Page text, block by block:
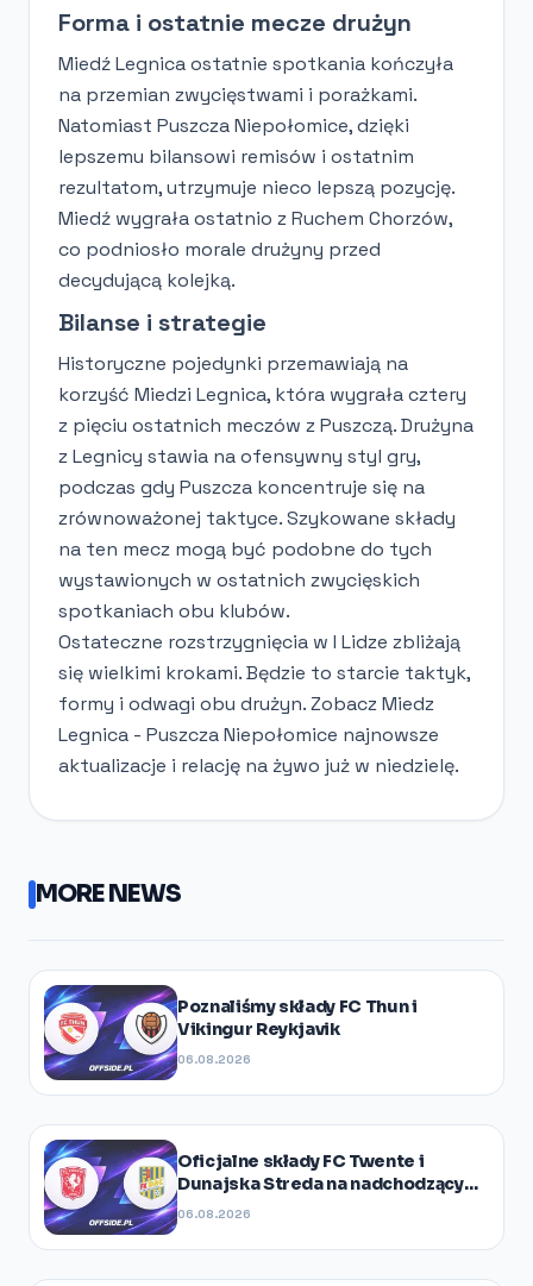
Forma i ostatnie mecze drużyn
Miedź Legnica ostatnie spotkania kończyła
na przemian zwycięstwami i porażkami.
Natomiast Puszcza Niepołomice, dzięki
lepszemu bilansowi remisów i ostatnim
rezultatom, utrzymuje nieco lepszą pozycję.
Miedź wygrała ostatnio z Ruchem Chorzów,
co podniosło morale drużyny przed
decydującą kolejką.
Bilanse i strategie
Historyczne pojedynki przemawiają na
korzyść Miedzi Legnica, która wygrała cztery
z pięciu ostatnich meczów z Puszczą. Drużyna
z Legnicy stawia na ofensywny styl gry,
podczas gdy Puszcza koncentruje się na
zrównoważonej taktyce. Szykowane składy
na ten mecz mogą być podobne do tych
wystawionych w ostatnich zwycięskich
spotkaniach obu klubów.
Ostateczne rozstrzygnięcia w I Lidze zbliżają
się wielkimi krokami. Będzie to starcie taktyk,
formy i odwagi obu drużyn. Zobacz Miedz
Legnica - Puszcza Niepołomice najnowsze
aktualizacje i relację na żywo już w niedzielę.
MORE NEWS
Poznaliśmy składy FC Thun i
Vikingur Reykjavik
06.08.2026
Oficjalne składy FC Twente i
Dunajska Streda na nadchodzący
mecz
06.08.2026